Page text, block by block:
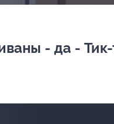
- да -